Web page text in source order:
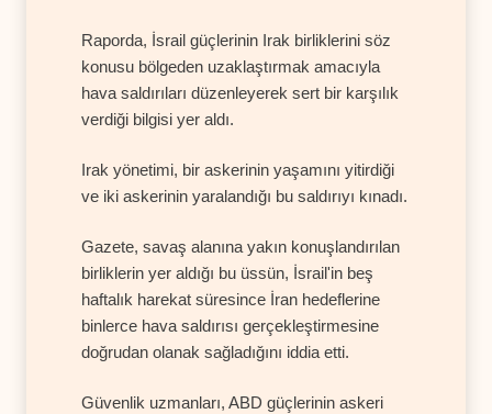
Raporda, İsrail güçlerinin Irak birliklerini söz
konusu bölgeden uzaklaştırmak amacıyla
hava saldırıları düzenleyerek sert bir karşılık
verdiği bilgisi yer aldı.
Irak yönetimi, bir askerinin yaşamını yitirdiği
ve iki askerinin yaralandığı bu saldırıyı kınadı.
Gazete, savaş alanına yakın konuşlandırılan
birliklerin yer aldığı bu üssün, İsrail'in beş
haftalık harekat süresince İran hedeflerine
binlerce hava saldırısı gerçekleştirmesine
doğrudan olanak sağladığını iddia etti.
Güvenlik uzmanları, ABD güçlerinin askeri